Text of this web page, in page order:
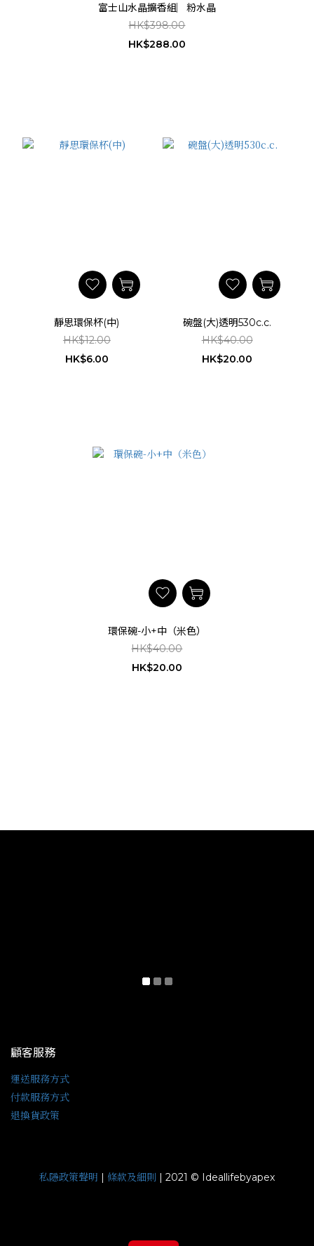
富士山水晶擴香組︳粉水晶
HK$398.00
HK$288.00
靜思環保杯(中)
HK$12.00
HK$6.00
碗盤(大)透明530c.c.
HK$40.00
HK$20.00
環保碗-小+中（米色）
HK$40.00
HK$20.00
顧客服務
運送服務方式
付款服務方式
退換貨政策
私隱政策聲明 條款及細則 | 2021 © Ideallifebyapex